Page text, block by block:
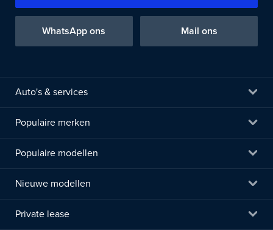
WhatsApp ons Mail ons
Auto's & services
Populaire merken
Populaire modellen
Nieuwe modellen
Private lease